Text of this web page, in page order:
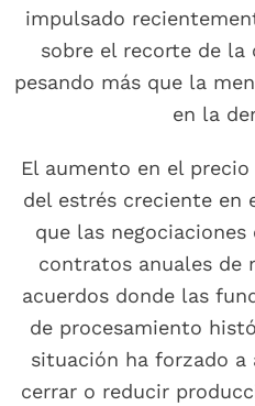
impulsado
sobre el recorte de
pesando más que la
en la
El aumento en el
del estrés creciente en
que las
contratos anuales de
acuerdos donde las
de procesamiento
situación ha forzado a
cerrar o reducir